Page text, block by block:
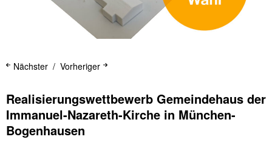
Vorheriger
Nächster
Realisierungswettbewerb Gemeindehaus der
Immanuel-Nazareth-Kirche in München-
Bogenhausen